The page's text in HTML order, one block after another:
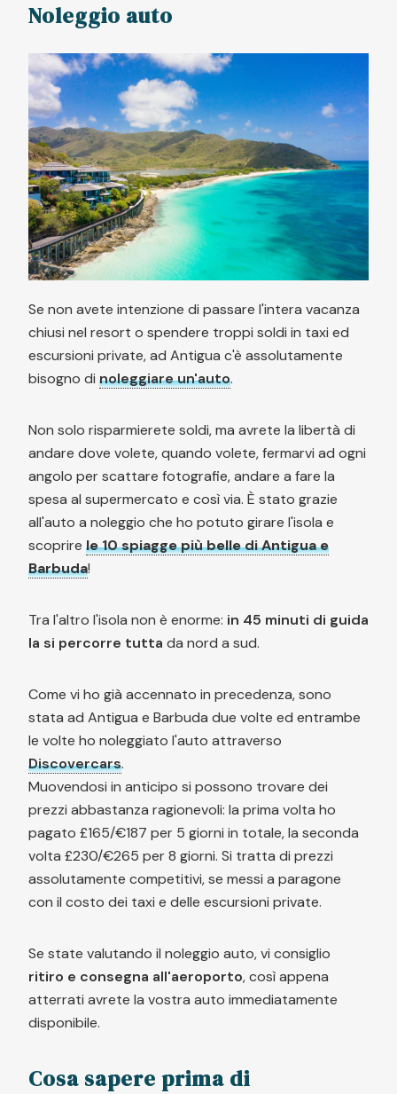
Noleggio auto
Se non avete intenzione di passare l'intera vacanza
chiusi nel resort o spendere troppi soldi in taxi ed
escursioni private, ad Antigua c'è assolutamente
bisogno di noleggiare un'auto.
Non solo risparmierete soldi, ma avrete la libertà di
andare dove volete, quando volete, fermarvi ad ogni
angolo per scattare fotografie, andare a fare la
spesa al supermercato e così via. È stato grazie
all'auto a noleggio che ho potuto girare l'isola e
scoprire le 10 spiagge più belle di Antigua e
Barbuda!
Tra l'altro l'isola non è enorme: in 45 minuti di guida
la si percorre tutta da nord a sud.
Come vi ho già accennato in precedenza, sono
stata ad Antigua e Barbuda due volte ed entrambe
le volte ho noleggiato l'auto attraverso
Discovercars.
Muovendosi in anticipo si possono trovare dei
prezzi abbastanza ragionevoli: la prima volta ho
pagato £165/€187 per 5 giorni in totale, la seconda
volta £230/€265 per 8 giorni. Si tratta di prezzi
assolutamente competitivi, se messi a paragone
con il costo dei taxi e delle escursioni private.
Se state valutando il noleggio auto, vi consiglio
ritiro e consegna all'aeroporto, così appena
atterrati avrete la vostra auto immediatamente
disponibile.
Cosa sapere prima di